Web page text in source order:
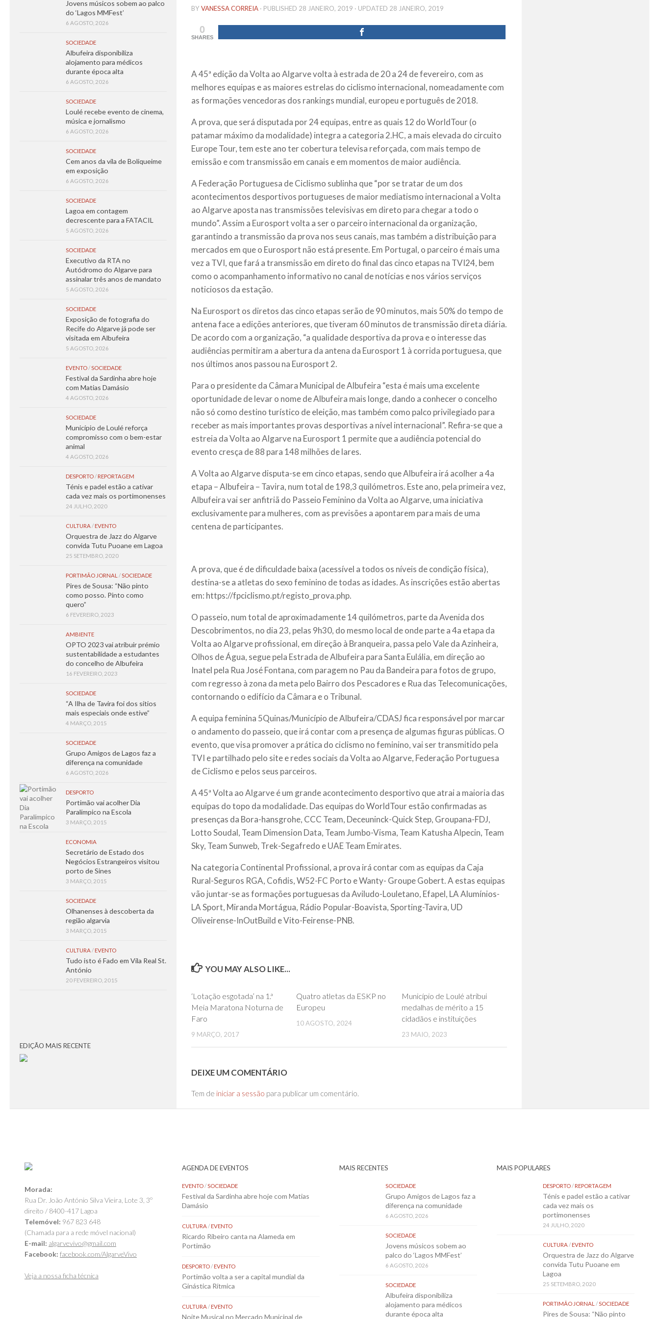
BY VANESSA CORREIA · PUBLISHED 28 JANEIRO, 2019 · UPDATED 28 JANEIRO, 2019
0
SHARES
A 45ª edição da Volta ao Algarve volta à estrada de 20 a 24 de fevereiro, com as
melhores equipas e as maiores estrelas do ciclismo internacional, nomeadamente com
as formações vencedoras dos rankings mundial, europeu e português de 2018.
A prova, que será disputada por 24 equipas, entre as quais 12 do WorldTour (o
patamar máximo da modalidade) integra a categoria 2.HC, a mais elevada do circuito
Europe Tour, tem este ano ter cobertura televisa reforçada, com mais tempo de
emissão e com transmissão em canais e em momentos de maior audiência.
A Federação Portuguesa de Ciclismo sublinha que “por se tratar de um dos
acontecimentos desportivos portugueses de maior mediatismo internacional a Volta
ao Algarve aposta nas transmissões televisivas em direto para chegar a todo o
mundo”. Assim a Eurosport volta a ser o parceiro internacional da organização,
garantindo a transmissão da prova nos seus canais, mas também a distribuição para
mercados em que o Eurosport não está presente. Em Portugal, o parceiro é mais uma
vez a TVI, que fará a transmissão em direto do final das cinco etapas na TVI24, bem
como o acompanhamento informativo no canal de notícias e nos vários serviços
noticiosos da estação.
Na Eurosport os diretos das cinco etapas serão de 90 minutos, mais 50% do tempo de
antena face a edições anteriores, que tiveram 60 minutos de transmissão direta diária.
De acordo com a organização, “a qualidade desportiva da prova e o interesse das
audiências permitiram a abertura da antena da Eurosport 1 à corrida portuguesa, que
nos últimos anos passou na Eurosport 2.
Para o presidente da Câmara Municipal de Albufeira “esta é mais uma excelente
oportunidade de levar o nome de Albufeira mais longe, dando a conhecer o concelho
não só como destino turístico de eleição, mas também como palco privilegiado para
receber as mais importantes provas desportivas a nível internacional”. Refira-se que a
estreia da Volta ao Algarve na Eurosport 1 permite que a audiência potencial do
evento cresça de 88 para 148 milhões de lares.
A Volta ao Algarve disputa-se em cinco etapas, sendo que Albufeira irá acolher a 4a
etapa – Albufeira – Tavira, num total de 198,3 quilómetros. Este ano, pela primeira vez,
Albufeira vai ser anfitriã do Passeio Feminino da Volta ao Algarve, uma iniciativa
exclusivamente para mulheres, com as previsões a apontarem para mais de uma
centena de participantes.
A prova, que é de dificuldade baixa (acessível a todos os níveis de condição física),
destina-se a atletas do sexo feminino de todas as idades. As inscrições estão abertas
em: https://fpciclismo.pt/registo_prova.php.
O passeio, num total de aproximadamente 14 quilómetros, parte da Avenida dos
Descobrimentos, no dia 23, pelas 9h30, do mesmo local de onde parte a 4a etapa da
Volta ao Algarve profissional, em direção à Branqueira, passa pelo Vale da Azinheira,
Olhos de Água, segue pela Estrada de Albufeira para Santa Eulália, em direção ao
Inatel pela Rua José Fontana, com paragem no Pau da Bandeira para fotos de grupo,
com regresso à zona da meta pelo Bairro dos Pescadores e Rua das Telecomunicações,
contornando o edifício da Câmara e o Tribunal.
A equipa feminina 5Quinas/Município de Albufeira/CDASJ fica responsável por marcar
o andamento do passeio, que irá contar com a presença de algumas figuras públicas. O
evento, que visa promover a prática do ciclismo no feminino, vai ser transmitido pela
TVI e partilhado pelo site e redes sociais da Volta ao Algarve, Federação Portuguesa
de Ciclismo e pelos seus parceiros.
A 45ª Volta ao Algarve é um grande acontecimento desportivo que atrai a maioria das
equipas do topo da modalidade. Das equipas do WorldTour estão confirmadas as
presenças da Bora-hansgrohe, CCC Team, Deceuninck-Quick Step, Groupana-FDJ,
Lotto Soudal, Team Dimension Data, Team Jumbo-Visma, Team Katusha Alpecin, Team
Sky, Team Sunweb, Trek-Segafredo e UAE Team Emirates.
Na categoria Continental Profissional, a prova irá contar com as equipas da Caja
Rural-Seguros RGA, Cofidis, W52-FC Porto e Wanty- Groupe Gobert. A estas equipas
vão juntar-se as formações portuguesas da Aviludo-Louletano, Efapel, LA Alumínios-
LA Sport, Miranda Mortágua, Rádio Popular-Boavista, Sporting-Tavira, UD
Oliveirense-InOutBuild e Vito-Feirense-PNB.
YOU MAY ALSO LIKE...
‘Lotação esgotada’ na 1.ª
Meia Maratona Noturna de
Faro
9 MARÇO, 2017
Quatro atletas da ESKP no
Europeu
10 AGOSTO, 2024
Município de Loulé atribui
medalhas de mérito a 15
cidadãos e instituições
23 MAIO, 2023
DEIXE UM COMENTÁRIO
Tem de iniciar a sessão para publicar um comentário.
Jovens músicos sobem ao palco
do ‘Lagos MMFest’
6 AGOSTO, 2026
SOCIEDADE
Albufeira disponibiliza
alojamento para médicos
durante época alta
6 AGOSTO, 2026
SOCIEDADE
Loulé recebe evento de cinema,
música e jornalismo
6 AGOSTO, 2026
SOCIEDADE
Cem anos da vila de Boliqueime
em exposição
6 AGOSTO, 2026
SOCIEDADE
Lagoa em contagem
decrescente para a FATACIL
5 AGOSTO, 2026
SOCIEDADE
Executivo da RTA no
Autódromo do Algarve para
assinalar três anos de mandato
5 AGOSTO, 2026
SOCIEDADE
Exposição de fotografia do
Recife do Algarve já pode ser
visitada em Albufeira
5 AGOSTO, 2026
EVENTO/SOCIEDADE
Festival da Sardinha abre hoje
com Matias Damásio
4 AGOSTO, 2026
SOCIEDADE
Município de Loulé reforça
compromisso com o bem-estar
animal
4 AGOSTO, 2026
DESPORTO/ REPORTAGEM
Ténis e padel estão a cativar
cada vez mais os portimonenses
24 JULHO, 2020
CULTURA/ EVENTO
Orquestra de Jazz do Algarve
convida Tutu Puoane em Lagoa
25 SETEMBRO, 2020
PORTIMÃO JORNAL /SOCIEDADE
Pires de Sousa: “Não pinto
como posso. Pinto como
quero”
6 FEVEREIRO, 2023
AMBIENTE
OPTO 2023 vai atribuir prémio
sustentabilidade a estudantes
do concelho de Albufeira
16 FEVEREIRO, 2023
SOCIEDADE
“A Ilha de Tavira foi dos sítios
mais especiais onde estive”
4 MARÇO, 2015
SOCIEDADE
Grupo Amigos de Lagos faz a
diferença na comunidade
6 AGOSTO, 2026
DESPORTO
Portimão vai acolher Dia
Paralímpico na Escola
3 MARÇO, 2015
ECONOMIA
Secretário de Estado dos
Negócios Estrangeiros visitou
porto de Sines
3 MARÇO, 2015
SOCIEDADE
Olhanenses à descoberta da
região algarvia
3 MARÇO, 2015
CULTURA/ EVENTO
Tudo isto é Fado em Vila Real St.
António
20 FEVEREIRO, 2015
EDIÇÃO MAIS RECENTE
Morada:
Rua Dr. João António Silva Vieira, Lote 3, 3º
direito / 8400-417 Lagoa
Telemóvel: 967 823 648
(Chamada para a rede móvel nacional)
E-mail: algarvevivo@gmail.com
Facebook: facebook.com/AlgarveVivo
Veja a nossa ficha técnica
AGENDA DE EVENTOS
EVENTO/SOCIEDADE
Festival da Sardinha abre hoje com Matias
Damásio
CULTURA/EVENTO
Ricardo Ribeiro canta na Alameda em
Portimão
DESPORTO/EVENTO
Portimão volta a ser a capital mundial da
Ginástica Rítmica
CULTURA/EVENTO
Noite Musical no Mercado Municipal de
MAIS RECENTES
SOCIEDADE
Grupo Amigos de Lagos faz a
diferença na comunidade
6 AGOSTO, 2026
SOCIEDADE
Jovens músicos sobem ao
palco do ‘Lagos MMFest’
6 AGOSTO, 2026
SOCIEDADE
Albufeira disponibiliza
alojamento para médicos
durante época alta
MAIS POPULARES
DESPORTO/REPORTAGEM
Ténis e padel estão a cativar
cada vez mais os
portimonenses
24 JULHO, 2020
CULTURA/EVENTO
Orquestra de Jazz do Algarve
convida Tutu Puoane em
Lagoa
25 SETEMBRO, 2020
PORTIMÃO JORNAL /SOCIEDADE
Pires de Sousa: “Não pinto